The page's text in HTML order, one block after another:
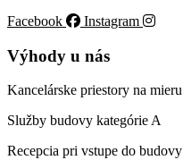
Facebook
Instagram
Výhody u nás
Kancelárske priestory na mieru
Služby budovy kategórie A
Recepcia pri vstupe do budovy